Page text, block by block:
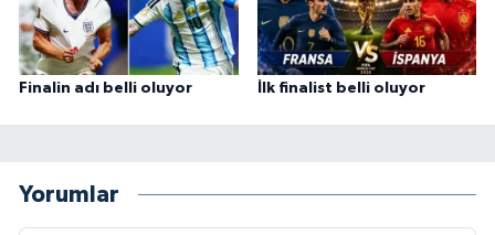
Finalin adı belli oluyor İlk finalist belli oluyor
Yorumlar